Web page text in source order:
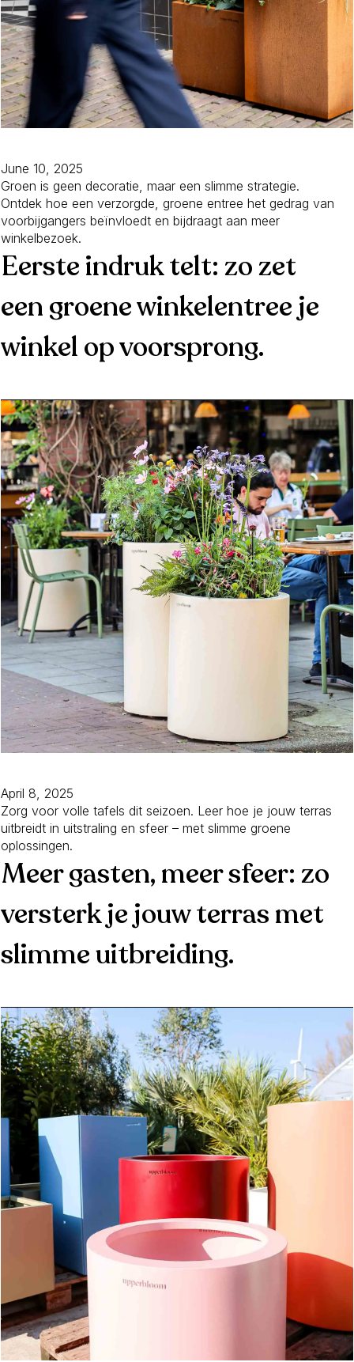
June 10, 2025
Groen is geen decoratie, maar een slimme strategie.
Ontdek hoe een verzorgde, groene entree het gedrag van
voorbijgangers beïnvloedt en bijdraagt aan meer
winkelbezoek.
Eerste indruk telt: zo zet
een groene winkelentree je
winkel op voorsprong.
April 8, 2025
Zorg voor volle tafels dit seizoen. Leer hoe je jouw terras
uitbreidt in uitstraling en sfeer – met slimme groene
oplossingen.
Meer gasten, meer sfeer: zo
versterk je jouw terras met
slimme uitbreiding.